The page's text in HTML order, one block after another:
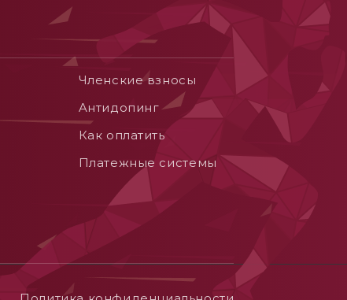
Членские взносы
Aнтидопинг
Как оплатить
Платежные системы